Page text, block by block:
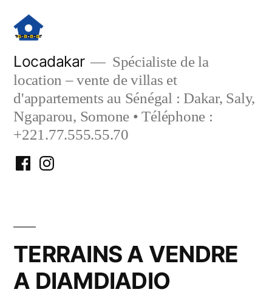
contenu
Locadakar
Spécialiste de la
location – vente de villas et
d'appartements au Sénégal : Dakar, Saly,
Ngaparou, Somone • Téléphone :
+221.77.555.55.70
FacebookInstagram
TERRAINS A VENDRE
A DIAMDIADIO